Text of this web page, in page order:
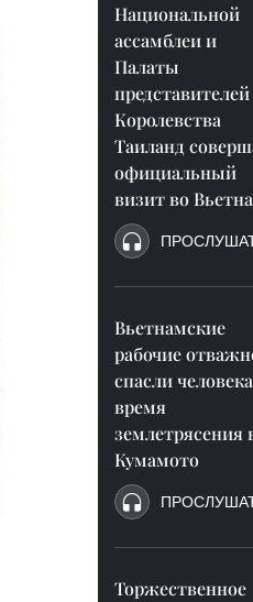
Национальной
ассамблеи и
Палаты
представителей
Королевства
Таиланд
официальный
визит во
Вьетнамские
рабочие
спасли
время
землетрясения
Кумамото
Торжественное